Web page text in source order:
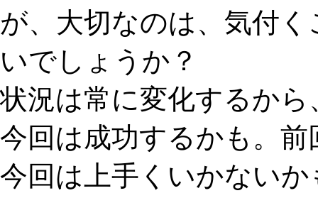
が、大切なのは、気付
いでしょうか？
状況は常に変化するか
今回は成功するかも。
今回は上手くいかないか